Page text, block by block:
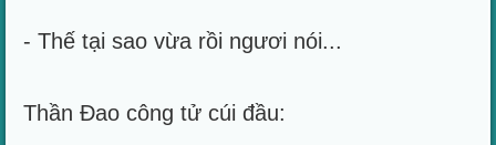
- Thế tại sao vừa rồi ngươi nói...
Thần Đao công tử cúi đầu: